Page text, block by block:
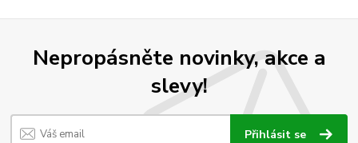
Nepropásněte novinky, akce a
slevy!
Přihlásit se